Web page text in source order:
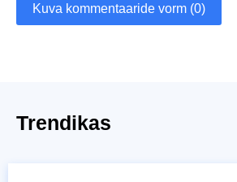
Kuva kommentaaride vorm (0)
Trendikas